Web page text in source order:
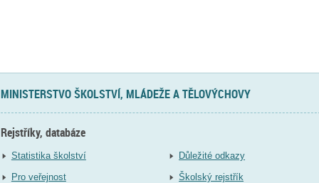
MINISTERSTVO ŠKOLSTVÍ, MLÁDEŽE A TĚLOVÝCHOVY
Rejstříky, databáze
Statistika školství
Pro veřejnost
Důležité odkazy
Školský rejstřík